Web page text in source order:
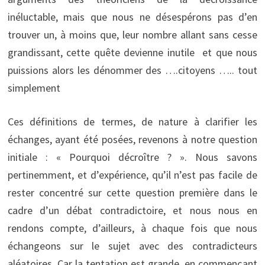
inéluctable, mais que nous ne désespérons pas d’en
trouver un, à moins que, leur nombre allant sans cesse
grandissant, cette quête devienne inutile et que nous
puissions alors les dénommer des ….citoyens ….. tout
simplement
Ces définitions de termes, de nature à clarifier les
échanges, ayant été posées, revenons à notre question
initiale : « Pourquoi décroître ? ». Nous savons
pertinemment, et d’expérience, qu’il n’est pas facile de
rester concentré sur cette question première dans le
cadre d’un débat contradictoire, et nous nous en
rendons compte, d’ailleurs, à chaque fois que nous
échangeons sur le sujet avec des contradicteurs